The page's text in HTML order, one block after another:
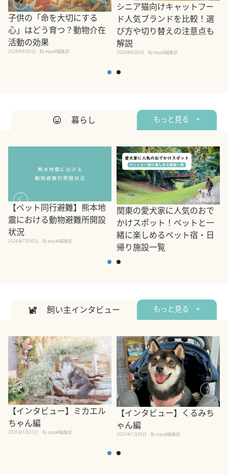
子供の「命を大切にする
心」はどう育つ？動物介在
活動の効果
2026年8月5日 By equall編集部
シニア猫向けキャットフー
ド人気ブランドを比較！選
び方や切り替えの注意点も
解説
2026年8月4日 By equall編集部
暮らし もっと見る +
【ペット同行避難】熊本地
震における動物避難所開設
状況
2026年7月30日 By equall編集部
関東の愛犬家に人気のおで
かけスポット！ペットと一
緒に楽しめるペット宿・日
帰り施設一覧
飼い主インタビュー もっと見る +
【インタビュー】ミカエル
ちゃん編
2025年1月31日 By equall編集部
【インタビュー】くるみち
ゃん編
2025年1月30日 By equall編集部